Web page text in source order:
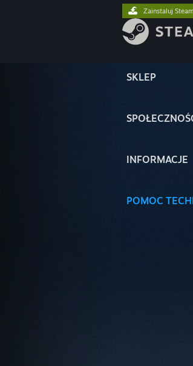
SKLEP
INFORMACJE
POMOC
Zainstaluj Steam